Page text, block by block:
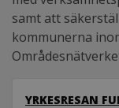
samt att
kommunerna
YRKESRESAN